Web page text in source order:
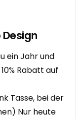
Design
ein Jahr und
Rabatt auf
Tasse, bei der
Nur heute